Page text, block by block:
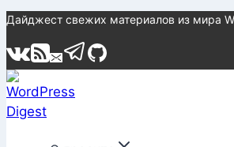
Перейти
содержимому
Дайджест свежих материалов из мира